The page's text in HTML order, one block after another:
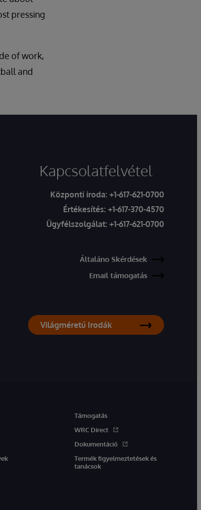
pressing
of work,
and
Kapcsolatfelvétel
Központi iroda: +1-617-621-0700
Értékesítés: +1-617-370-4570
Ügyfélszolgálat: +1-617-621-0700
Általáno Skérdések
Email támogatás
Világméretű Irodák
Támogatás
WRC Direct
Dokumentáció
Termék figyelmeztetések és
tanácsok